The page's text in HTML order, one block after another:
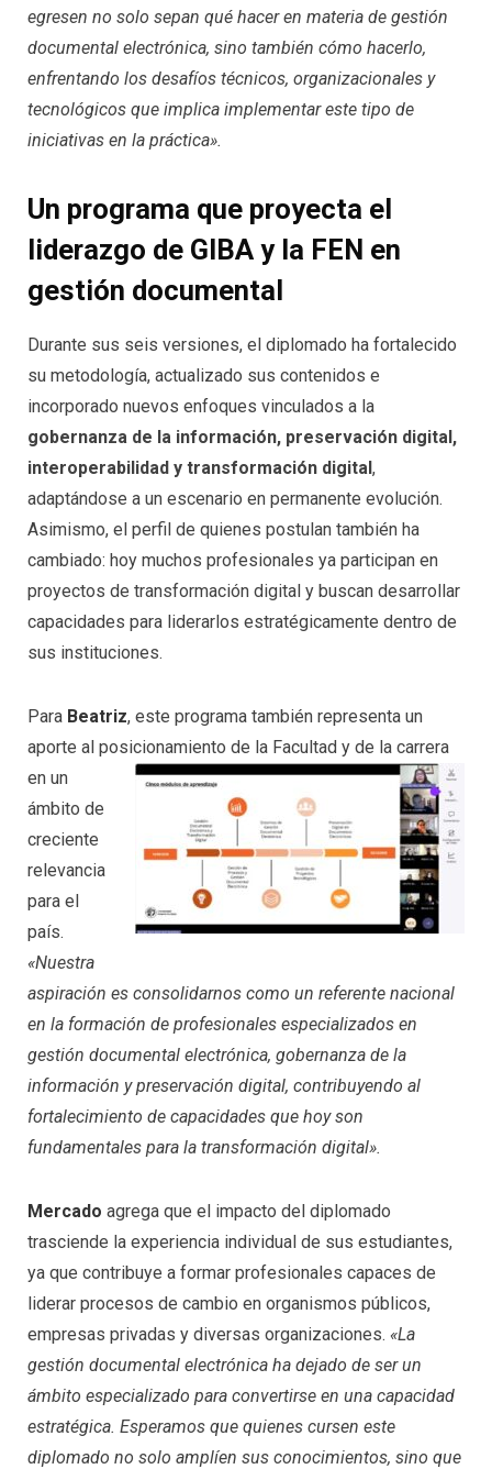
egresen no solo sepan qué hacer en materia de gestión
documental electrónica, sino también cómo hacerlo,
enfrentando los desafíos técnicos, organizacionales y
tecnológicos que implica implementar este tipo de
iniciativas en la práctica».
Un programa que proyecta el
liderazgo de GIBA y la FEN en
gestión documental
Durante sus seis versiones, el diplomado ha fortalecido
su metodología, actualizado sus contenidos e
incorporado nuevos enfoques vinculados a la
gobernanza de la información, preservación digital,
interoperabilidad y transformación digital,
adaptándose a un escenario en permanente evolución.
Asimismo, el perfil de quienes postulan también ha
cambiado: hoy muchos profesionales ya participan en
proyectos de transformación digital y buscan desarrollar
capacidades para liderarlos estratégicamente dentro de
sus instituciones.
Para Beatriz, este programa también representa un
aporte al posicionamiento de la Facultad y de la carrera
en un
ámbito de
creciente
relevancia
para el
país.
«Nuestra
aspiración es consolidarnos como un referente nacional
en la formación de profesionales especializados en
gestión documental electrónica, gobernanza de la
información y preservación digital, contribuyendo al
fortalecimiento de capacidades que hoy son
fundamentales para la transformación digital».
Mercado agrega que el impacto del diplomado
trasciende la experiencia individual de sus estudiantes,
ya que contribuye a formar profesionales capaces de
liderar procesos de cambio en organismos públicos,
empresas privadas y diversas organizaciones. «La
gestión documental electrónica ha dejado de ser un
ámbito especializado para convertirse en una capacidad
estratégica. Esperamos que quienes cursen este
diplomado no solo amplíen sus conocimientos, sino que